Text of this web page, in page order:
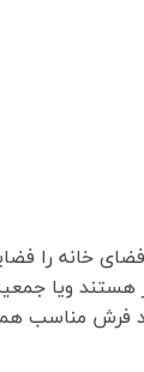
خانه را
هستند ویا
فرش مناسب